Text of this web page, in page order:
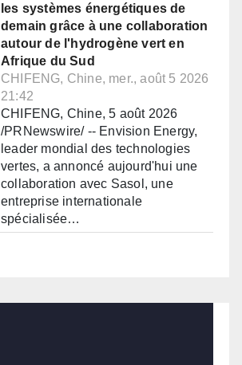
les systèmes énergétiques de
demain grâce à une collaboration
autour de l'hydrogène vert en
Afrique du Sud
CHIFENG, Chine, mer., août 5 2026
21:42
CHIFENG, Chine, 5 août 2026
/PRNewswire/ -- Envision Energy,
leader mondial des technologies
vertes, a annoncé aujourd'hui une
collaboration avec Sasol, une
entreprise internationale
spécialisée…